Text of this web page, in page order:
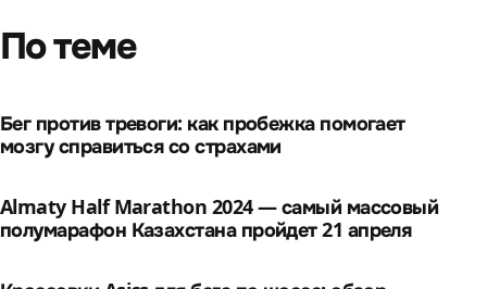
По теме
Бег против тревоги: как пробежка помогает
мозгу справиться со страхами
Almaty Half Marathon 2024 — самый массовый
полумарафон Казахстана пройдет 21 апреля